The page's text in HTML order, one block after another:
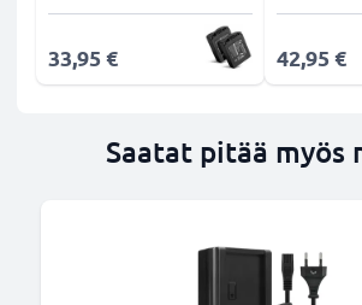
33,95 € 42,95 €
Saatat pitää myös